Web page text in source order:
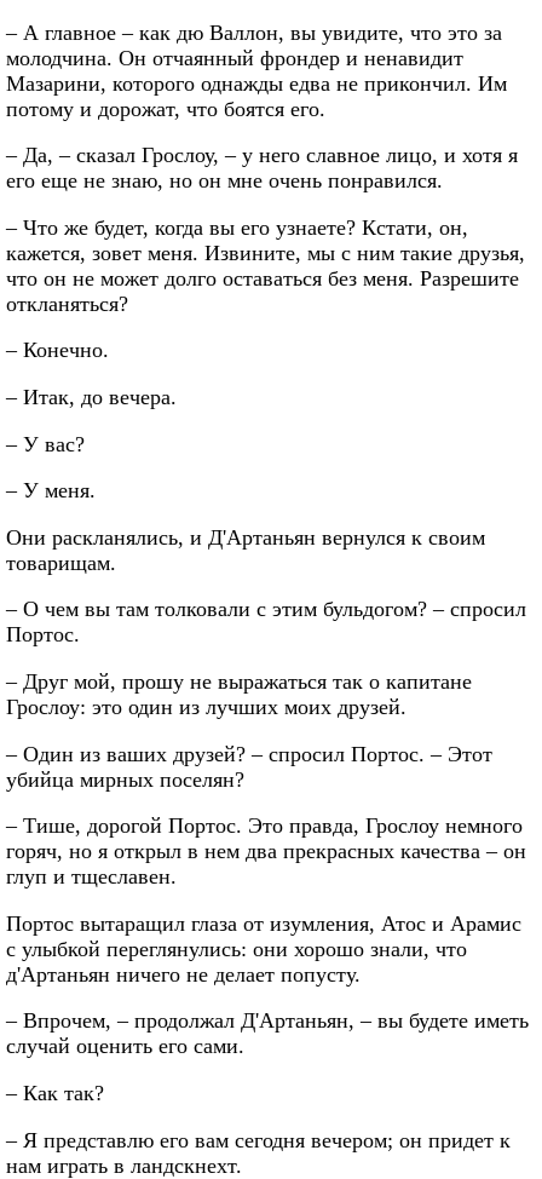
– А главное – как дю Валлон, вы увидите, что это за
молодчина. Он отчаянный фрондер и ненавидит
Мазарини, которого однажды едва не прикончил. Им
потому и дорожат, что боятся его.
– Да, – сказал Грослоу, – у него славное лицо, и хотя я
его еще не знаю, но он мне очень понравился.
– Что же будет, когда вы его узнаете? Кстати, он,
кажется, зовет меня. Извините, мы с ним такие друзья,
что он не может долго оставаться без меня. Разрешите
откланяться?
– Конечно.
– Итак, до вечера.
– У вас?
– У меня.
Они раскланялись, и Д'Артаньян вернулся к своим
товарищам.
– О чем вы там толковали с этим бульдогом? – спросил
Портос.
– Друг мой, прошу не выражаться так о капитане
Грослоу: это один из лучших моих друзей.
– Один из ваших друзей? – спросил Портос. – Этот
убийца мирных поселян?
– Тише, дорогой Портос. Это правда, Грослоу немного
горяч, но я открыл в нем два прекрасных качества – он
глуп и тщеславен.
Портос вытаращил глаза от изумления, Атос и Арамис
с улыбкой переглянулись: они хорошо знали, что
д'Артаньян ничего не делает попусту.
– Впрочем, – продолжал Д'Артаньян, – вы будете иметь
случай оценить его сами.
– Как так?
– Я представлю его вам сегодня вечером; он придет к
нам играть в ландскнехт.